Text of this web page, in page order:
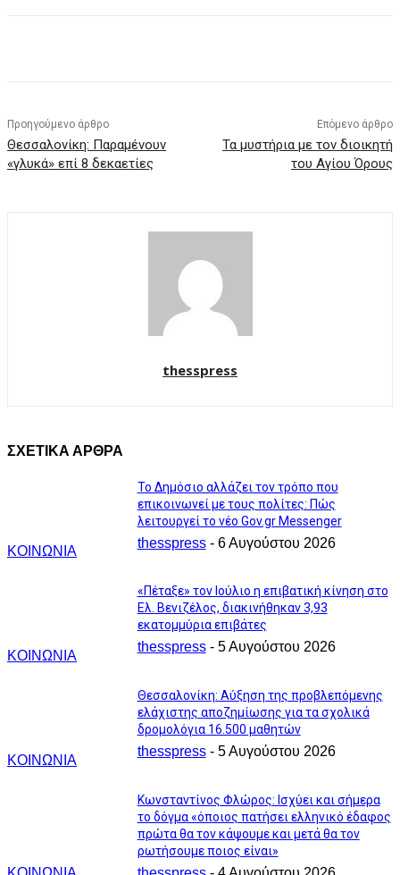
Προηγούμενο άρθρο
Θεσσαλονίκη: Παραμένουν
«γλυκά» επί 8 δεκαετίες
Επόμενο άρθρο
Τα μυστήρια με τον διοικητή
του Αγίου Όρους
thesspress
ΣΧΕΤΙΚΑ ΑΡΘΡΑ
ΚΟΙΝΩΝΙΑ
Το Δημόσιο αλλάζει τον τρόπο που
επικοινωνεί με τους πολίτες: Πώς
λειτουργεί το νέο Gov.gr Messenger
thesspress - 6 Αυγούστου 2026
ΚΟΙΝΩΝΙΑ
«Πέταξε» τον Ιούλιο η επιβατική κίνηση στο
Ελ. Βενιζέλος, διακινήθηκαν 3,93
εκατομμύρια επιβάτες
thesspress - 5 Αυγούστου 2026
ΚΟΙΝΩΝΙΑ
Θεσσαλονίκη: Αύξηση της προβλεπόμενης
ελάχιστης αποζημίωσης για τα σχολικά
δρομολόγια 16.500 μαθητών
thesspress - 5 Αυγούστου 2026
Κωνσταντίνος Φλώρος: Ισχύει και σήμερα
το δόγμα «όποιος πατήσει ελληνικό έδαφος
πρώτα θα τον κάψουμε και μετά θα τον
ρωτήσουμε ποιος είναι»